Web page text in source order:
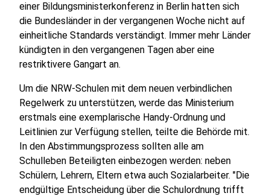
einer Bildungsministerkonferenz in Berlin hatten sich
die Bundesländer in der vergangenen Woche nicht auf
einheitliche Standards verständigt. Immer mehr Länder
kündigten in den vergangenen Tagen aber eine
restriktivere Gangart an.
Um die NRW-Schulen mit dem neuen verbindlichen
Regelwerk zu unterstützen, werde das Ministerium
erstmals eine exemplarische Handy-Ordnung und
Leitlinien zur Verfügung stellen, teilte die Behörde mit.
In den Abstimmungsprozess sollten alle am
Schulleben Beteiligten einbezogen werden: neben
Schülern, Lehrern, Eltern etwa auch Sozialarbeiter. "Die
endgültige Entscheidung über die Schulordnung trifft